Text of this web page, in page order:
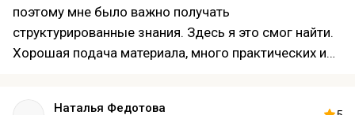
и РБК, дающие конкретные советы.
Минусы:
Интенсивность: материал даётся быстро; тем, кто
на проработку домашних заданий.
поэтому мне было важно получать
структурированные знания. Здесь я это смог найти.
Хорошая подача материала, много практических и
Наталья Федотова